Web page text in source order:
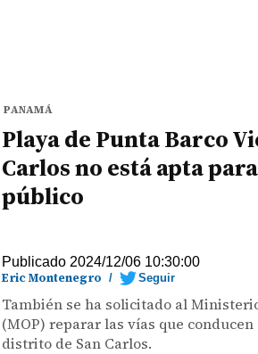
PANAMÁ
Playa de Punta Barco
Carlos no está apta
público
Publicado 2024/12/06 10:30:00
Eric Montenegro / Seguir
También se ha solicitado al
(MOP) reparar las vías que conducen
distrito de San Carlos.